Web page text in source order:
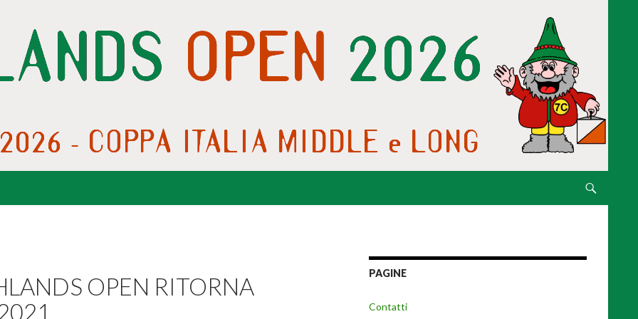
OPEN RITORNA
PAGINE
Contatti